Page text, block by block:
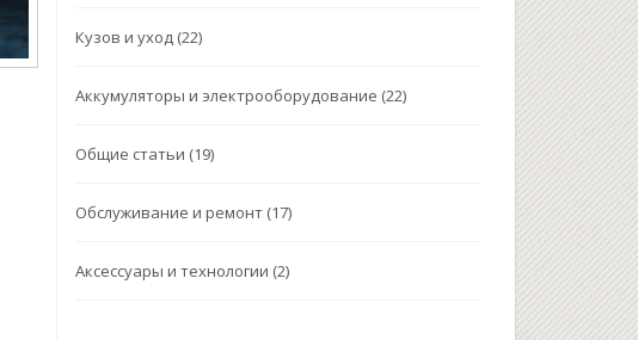
Кузов и уход (22)
Аккумуляторы и электрооборудование (22)
Общие статьи (19)
Обслуживание и ремонт (17)
Аксессуары и технологии (2)